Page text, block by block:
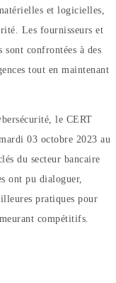
et logicielles,
Les fournisseurs et
sont confrontées à des
tout en maintenant
le CERT
03 octobre 2023 au
du secteur bancaire
ont pu dialoguer,
pratiques pour
compétitifs.